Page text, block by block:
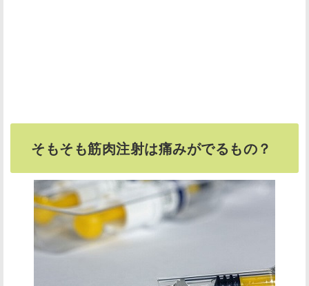
そもそも筋肉注射は痛みがでるもの？